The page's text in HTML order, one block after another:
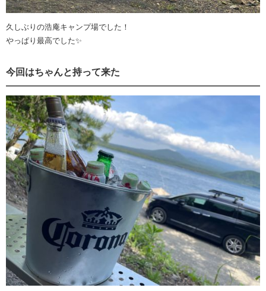
久しぶりの浩庵キャンプ場でした！
やっぱり最高でした✨
今回はちゃんと持って来た